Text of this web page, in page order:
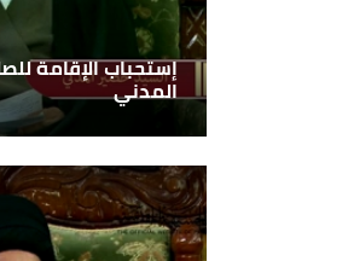
إستحباب الإقامة
المدني